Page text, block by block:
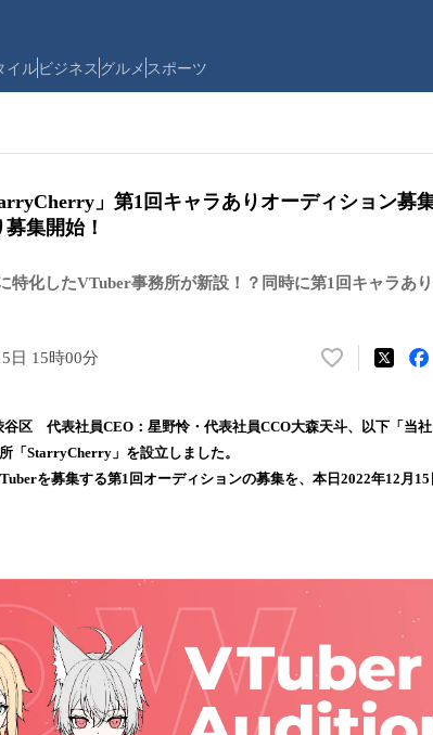
イルビジネス グルメ スポーツ
」第1回キャラありオーディション募
集開始！
特化したVTuber事務所が新設！？同時に第1回キャラあ
日 15時00分
い
！
を
区 代表社員CEO：星野怜・代表社員CCO大森天斗、以下「当
「StarryCherry」を設立しました。
を募集する第1回オーディションの募集を、本日2022年12月15